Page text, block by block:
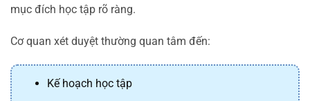
mục đích học tập rõ ràng.
Cơ quan xét duyệt thường quan tâm đến:
Kế hoạch học tập